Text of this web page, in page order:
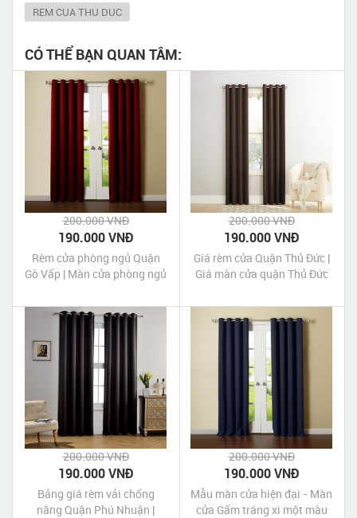
REM CUA THU DUC
CÓ THỂ BẠN QUAN TÂM:
200.000 VNĐ
190.000 VNĐ
Rèm cửa phòng ngủ Quận
Gò Vấp | Màn cửa phòng ngủ
200.000 VNĐ
190.000 VNĐ
Giá rèm cửa Quận Thủ Đức |
Giá màn cửa quận Thủ Đức
200.000 VNĐ
190.000 VNĐ
Bảng giá rèm vải chống
nắng Quận Phú Nhuận |
200.000 VNĐ
190.000 VNĐ
Mẫu màn cửa hiện đại - Màn
cửa Gấm tráng xi một màu